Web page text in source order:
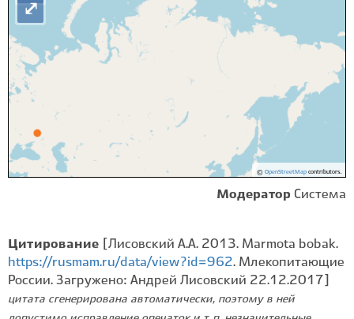
© OpenStreetMapcontributors.
⤢
Модератор Система
Цитирование
[Лисовский А.А. 2013. Marmota bobak.
https://rusmam.ru/data/view?id=962. Млекопитающие
России. Загружено: Андрей Лисовский 22.12.2017]
цитата сгенерирована автоматически, поэтому в ней